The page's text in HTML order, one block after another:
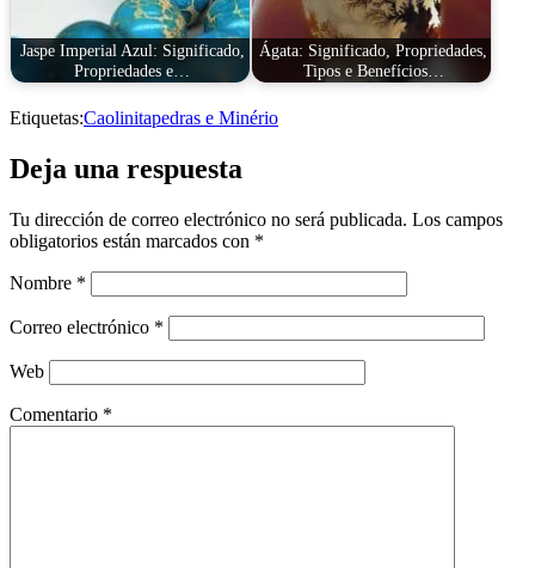
Jaspe Imperial Azul: Significado,
Propriedades e…
Ágata: Significado, Propriedades,
Tipos e Benefícios…
Etiquetas:Caolinitapedras e Minério
Deja una respuesta
Tu dirección de correo electrónico no será publicada. Los campos
obligatorios están marcados con *
Nombre *
Correo electrónico *
Web
Comentario *